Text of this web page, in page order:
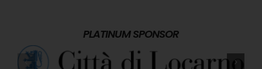
PLATINUM SPONSOR